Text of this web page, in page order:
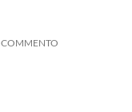
COMMENTO